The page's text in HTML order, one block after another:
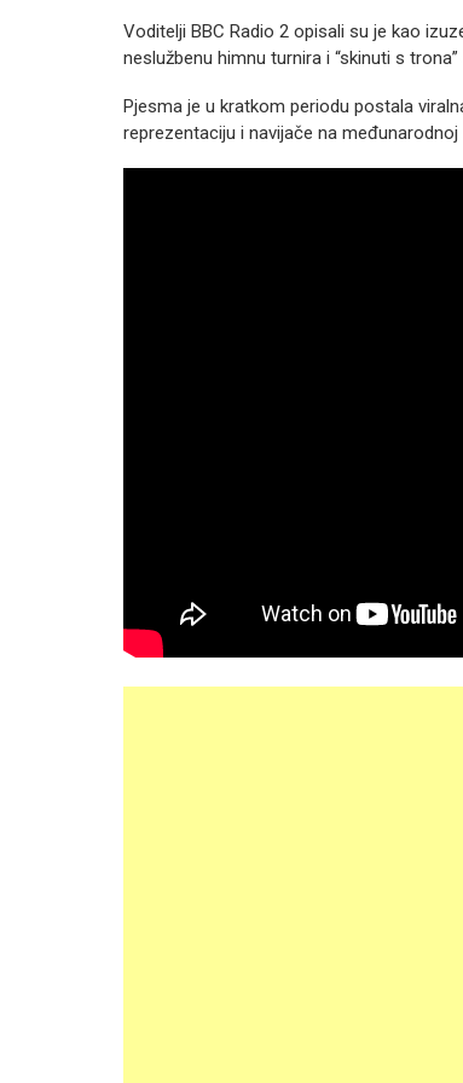
Voditelji BBC Radio 2 opisali su je kao
neslužbenu himnu turnira i “skinuti s
Pjesma je u kratkom periodu postala
reprezentaciju i navijače na međunarodnoj